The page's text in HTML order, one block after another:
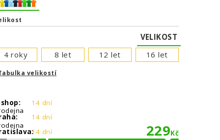
VELIKOST
4 roky
8 let 12 let 16 let
velikostí
shop:
14 dní
14 dní
14 dní 229Kč